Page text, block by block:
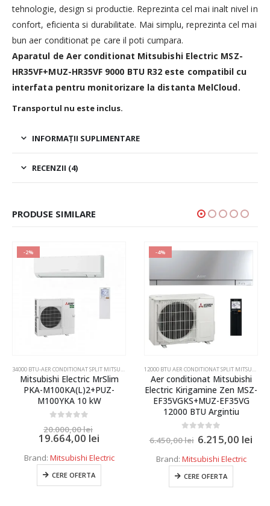
tehnologie, design si productie. Reprezinta cel mai inalt nivel in
confort, eficienta si durabilitate. Mai simplu, reprezinta cel mai
bun aer conditionat pe care il poti cumpara.
Aparatul de Aer conditionat Mitsubishi Electric MSZ-
HR35VF+MUZ-HR35VF 9000 BTU R32 este compatibil cu
interfata pentru monitorizare la distanta MelCloud.
Transportul nu este inclus.
INFORMAȚII SUPLIMENTARE
RECENZII (4)
PRODUSE SIMILARE
MITSUBISHI ELECTRIC SI DAIKIN
,AER CONDITIONAT INVERTER SPLIT MITSUBISHI ELECTRIC SI DAIKIN
-2%
34000 BTU-AER CONDITIONAT SPLIT MITSUBISHI ELECTRIC SI DAIKIN ,AER CONDITIONAT INVERTER
Mitsubishi Electric MrSlim
PKA-M100KA(L)2+PUZ-
M100YKA 10 kW
20.000,00lei
19.664,00 lei
Brand: Mitsubishi Electric
CERE OFERTA
-4%
12000 BTU AER CONDITIONAT SPLIT MITSUBISHI ELECTRIC,DAIKIN,SAMSUNG
Aer conditionat Mitsubishi
Electric Kirigamine Zen MSZ-
EF35VGKS+MUZ-EF35VG
12000 BTU Argintiu
out of 5
6.450,00lei 6.215,00 lei
Brand: Mitsubishi Electric
CERE OFERTA